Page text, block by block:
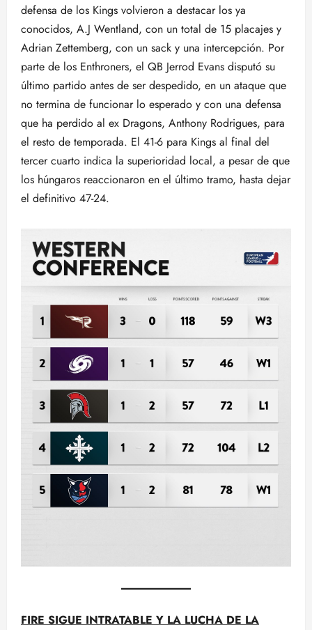
defensa de los Kings volvieron a destacar los ya
conocidos, A.J Wentland, con un total de 15 placajes y
Adrian Zettemberg, con un sack y una intercepción. Por
parte de los Enthroners, el QB Jerrod Evans disputó su
último partido antes de ser despedido, en un ataque que
no termina de funcionar lo esperado y con una defensa
que ha perdido al ex Dragons, Anthony Rodrigues, para
el resto de temporada. El 41-6 para Kings al final del
tercer cuarto indica la superioridad local, a pesar de que
los húngaros reaccionaron en el último tramo, hasta dejar
el definitivo 47-24.
FIRE SIGUE INTRATABLE Y LA LUCHA DE LA